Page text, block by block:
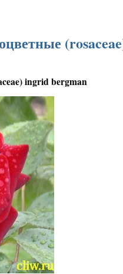
ingrid bergman